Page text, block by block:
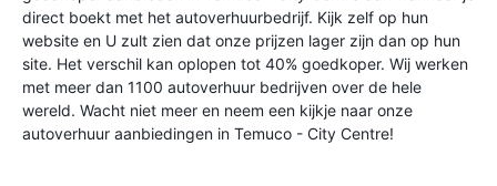
direct boekt met het autoverhuurbedrijf. Kijk zelf op hun
website en U zult zien dat onze prijzen lager zijn dan op hun
site. Het verschil kan oplopen tot 40% goedkoper. Wij werken
met meer dan 1100 autoverhuur bedrijven over de hele
wereld. Wacht niet meer en neem een kijkje naar onze
autoverhuur aanbiedingen in Temuco - City Centre!